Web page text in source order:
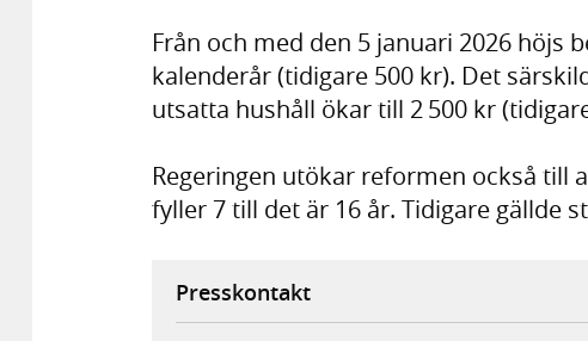
Från och med den 5 januari 2026 höjs
kalenderår (tidigare 500 kr). Det
utsatta hushåll ökar till 2 500 kr
Regeringen utökar reformen också
fyller 7 till det är 16 år. Tidigare gällde
Presskontakt